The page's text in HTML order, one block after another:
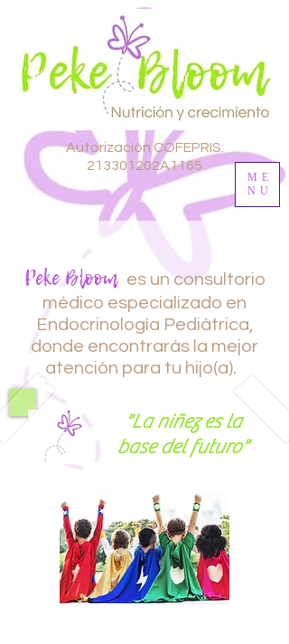
ME
NU
Autorización COFEPRIS:
213301202A1165
Peke Bloom es un consultorio
médico especializado en
Endocrinología Pediátrica,
donde encontrarás la mejor
atención para tu hijo(a).
"La niñez es la
base del futuro"